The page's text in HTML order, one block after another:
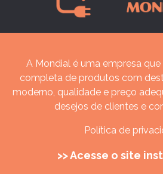
A Mondial é uma empresa
completa de produtos com
moderno, qualidade e preço
desejos de clientes e
Política de
>> Acesse o site